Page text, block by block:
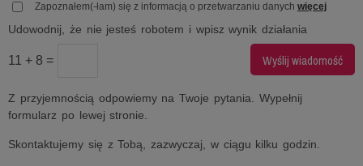
Zapoznałem(-łam) się z informacją o przetwarzaniu danych więcej
Udowodnij, że nie jesteś robotem i wpisz wynik działania
11 + 8 =
Z przyjemnością odpowiemy na Twoje pytania. Wypełnij
formularz po lewej stronie.
Skontaktujemy się z Tobą, zazwyczaj, w ciągu kilku godzin.